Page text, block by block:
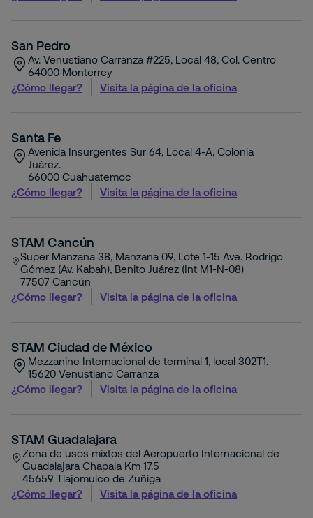
San Pedro
Av. Venustiano Carranza #225, Local 48, Col. Centro
64000 Monterrey
¿Cómo llegar?
Visita la página de la oficina
Santa Fe
Avenida Insurgentes Sur 64, Local 4-A, Colonia
Juárez.
66000 Cuahuatemoc
¿Cómo llegar?
Visita la página de la oficina
STAM Cancún
Super Manzana 38, Manzana 09, Lote 1-15 Ave. Rodrigo
Gómez (Av. Kabah), Benito Juárez (Int M1-N-08)
77507 Cancún
¿Cómo llegar?
Visita la página de la oficina
STAM Ciudad de México
Mezzanine Internacional de terminal 1, local 302T1.
15620 Venustiano Carranza
¿Cómo llegar?
Visita la página de la oficina
STAM Guadalajara
Zona de usos mixtos del Aeropuerto Internacional de
Guadalajara Chapala Km 17.5
45659 Tlajomulco de Zuñiga
¿Cómo llegar?
Visita la página de la oficina